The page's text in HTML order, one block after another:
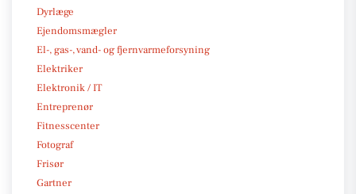
Dyrlæge
Ejendomsmægler
El-, gas-, vand- og fjernvarmeforsyning
Elektriker
Elektronik / IT
Entreprenør
Fitnesscenter
Fotograf
Frisør
Gartner